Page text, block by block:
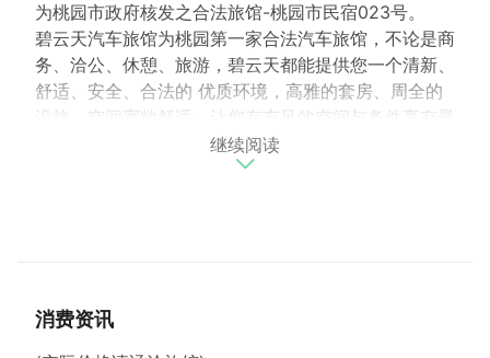
为桃园市政府核发之合法旅馆-桃园市民宿023号。
碧云天汽车旅馆为桃园第一家合法汽车旅馆，不论是商
务、洽公、休憩、旅游，碧云天都能提供您一个清新、
舒适、安全、合法的 优质环境，高雅的套房、周全的
设施，空间宽敞舒适，让您有充足的空间与条件享有最
优闲、舒适的生活。 从一般五星级饭店套房设施、到
豪华双人按摩浴缸、卫浴间电视、按摩椅、三温暖、烤
【房价资讯】
豪华尊爵房 住宿：3380元
继续阅读
消费资讯